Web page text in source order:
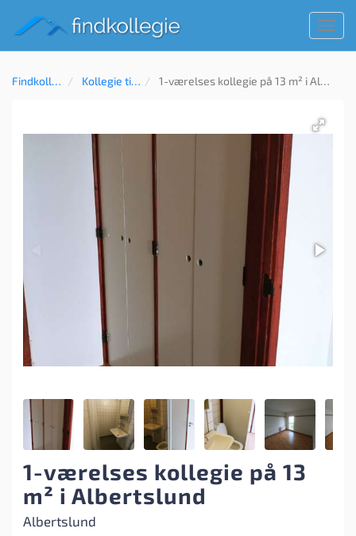
Findkollegie Kollegie til leje 1-værelses kollegie på 13 m² i Albertslund
1-værelses kollegie på 13
m² i Albertslund
Albertslund